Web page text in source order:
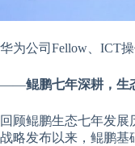
华为公司Fellow、ICT
——鲲鹏七年深耕，生
回顾鲲鹏生态七年发展
战略发布以来，鲲鹏基